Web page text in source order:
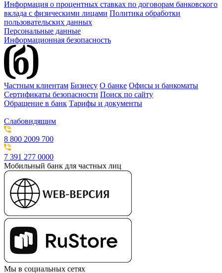
Информация о процентных ставках по договорам банковского
вклада с физическими лицами Политика обработки
пользовательских данных
Персональные данные
Информационная безопасность
Частным клиентам Бизнесу О банке Офисы и банкоматы
Сертификаты безопасности Поиск по сайту
Обращение в банк Тарифы и документы
Слабовидящим
8 800 2009 700
7 391 277 0000
Мобильный банк для частных лиц
Мы в социальных сетях